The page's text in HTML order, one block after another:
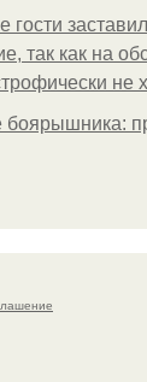
гости
так как на
не
боярышника: